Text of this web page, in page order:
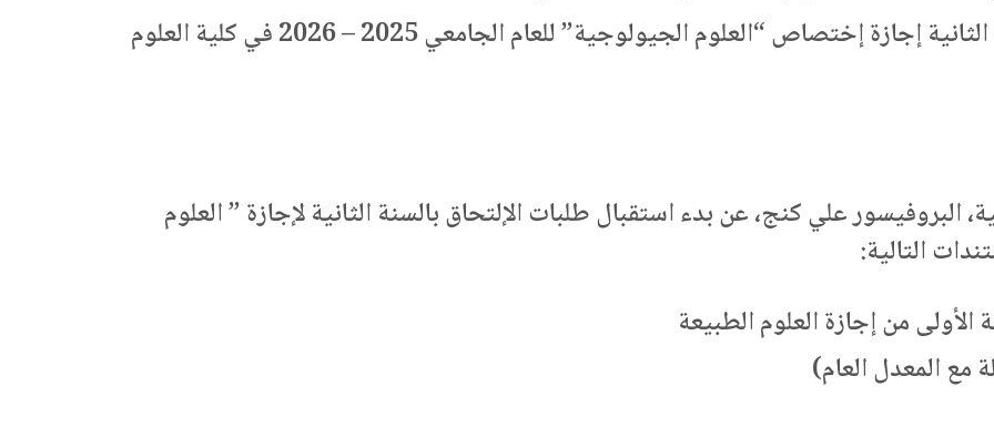
إعلان عن بدء استقبال الطلبات في السنة الثانية إجازة إختصاص “العلوم الجيولوجية” للعام الجامعي 2025 – 2026 في كلية العلوم
البروفيسور علي كنج، عن بدء استقبال طلبات الإلتحاق بالسنة الثانية لإجازة ” العلوم
التالية:
من إجازة العلوم الطبيعة
مع المعدل العام)